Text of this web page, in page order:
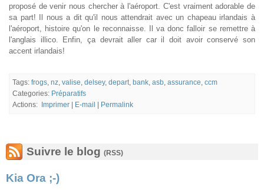
Suivre le blog (RSS)
Kia Ora ;-)
proposé de venir nous chercher à l'aéroport. C'est vraiment adorable de
sa part! Il nous a dit qu'il nous attendrait avec un chapeau irlandais à
l'aéroport, histoire qu'on le reconnaisse. Il va donc falloir se remettre à
l'anglais illico. Enfin, ça devrait aller car il doit avoir conservé son
accent irlandais!
Tags: frogs nz valise delsey, depart bank asb assurance ccm
Categories: Préparatifs
Actions:
Imprimer E-mail Permalink